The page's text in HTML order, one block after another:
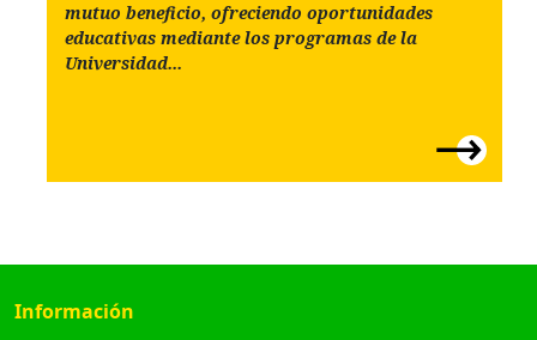
mutuo beneficio, ofreciendo oportunidades
educativas mediante los programas de la
Universidad...
Información